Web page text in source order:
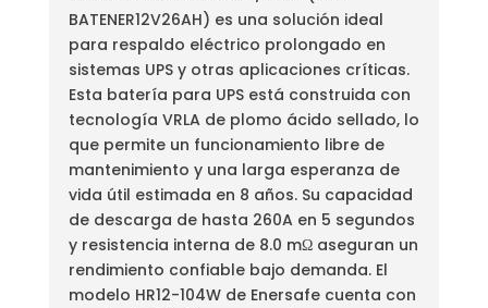
BATENER12V26AH) es una solución ideal
para respaldo eléctrico prolongado en
sistemas UPS y otras aplicaciones críticas.
Esta batería para UPS está construida con
tecnología VRLA de plomo ácido sellado, lo
que permite un funcionamiento libre de
mantenimiento y una larga esperanza de
vida útil estimada en 8 años. Su capacidad
de descarga de hasta 260A en 5 segundos
y resistencia interna de 8.0 mΩ aseguran un
rendimiento confiable bajo demanda. El
modelo HR12-104W de Enersafe cuenta con